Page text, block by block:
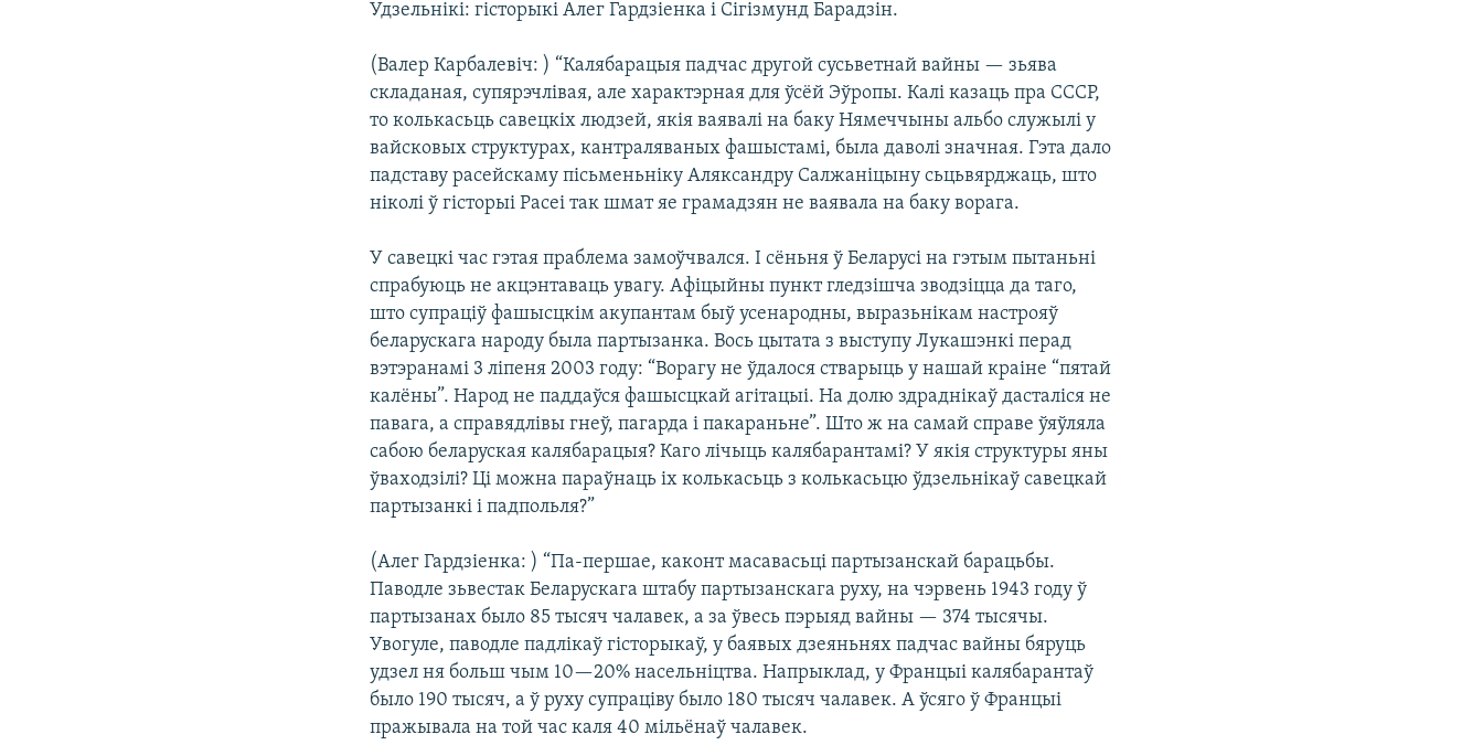
Удзельнікі: гісторыкі Алег Гардзіенка і Сігізмунд Барадзін.
(Валер Карбалевіч: ) “Калябарацыя падчас другой сусьветнай вайны — зьява
складаная, супярэчлівая, але характэрная для ўсёй Эўропы. Калі казаць пра СССР,
то колькасьць савецкіх людзей, якія ваявалі на баку Нямеччыны альбо служылі у
вайсковых структурах, кантраляваных фашыстамі, была даволі значная. Гэта дало
падставу расейскаму пісьменьніку Аляксандру Салжаніцыну сьцьвярджаць, што
ніколі ў гісторыі Расеі так шмат яе грамадзян не ваявала на баку ворага.
У савецкі час гэтая праблема замоўчвался. І сёньня ў Беларусі на гэтым пытаньні
спрабуюць не акцэнтаваць увагу. Афіцыйны пункт гледзішча зводзіцца да таго,
што супраціў фашысцкім акупантам быў усенародны, выразьнікам настрояў
беларускага народу была партызанка. Вось цытата з выступу Лукашэнкі перад
вэтэранамі 3 ліпеня 2003 году: “Ворагу не ўдалося стварыць у нашай краіне “пятай
калёны”. Народ не паддаўся фашысцкай агітацыі. На долю здраднікаў дасталіся не
павага, а справядлівы гнеў, пагарда і пакараньне”. Што ж на самай справе ўяўляла
сабою беларуская калябарацыя? Каго лічыць калябарантамі? У якія структуры яны
ўваходзілі? Ці можна параўнаць іх колькасьць з колькасьцю ўдзельнікаў савецкай
партызанкі і падпольля?”
(Алег Гардзіенка: ) “Па-першае, каконт масавасьці партызанскай барацьбы.
Паводле зьвестак Беларускага штабу партызанскага руху, на чэрвень 1943 году ў
партызанах было 85 тысяч чалавек, а за ўвесь пэрыяд вайны — 374 тысячы.
Увогуле, паводле падлікаў гісторыкаў, у баявых дзеяньнях падчас вайны бяруць
удзел ня больш чым 10—20% насельніцтва. Напрыклад, у Францыі калябарантаў
было 190 тысяч, а ў руху супраціву было 180 тысяч чалавек. А ўсяго ў Францыі
пражывала на той час каля 40 мільёнаў чалавек.